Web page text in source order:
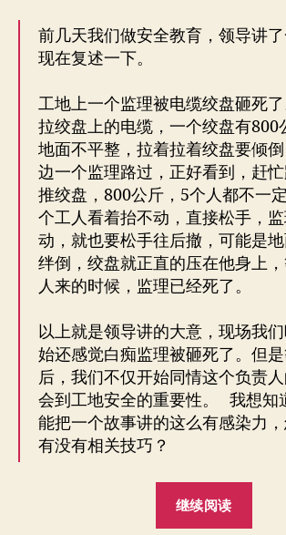
前几天我们做安全教育，领导讲
现在复述一下。
工地上一个监理被电缆绞盘砸死
拉绞盘上的电缆，一个绞盘有800
地面不平整，拉着拉着绞盘要倾
边一个监理路过，正好看到，赶
推绞盘，800公斤，5个人都不一
个工人看着抬不动，直接松手，
动，就也要松手往后撤，可能是
绊倒，绞盘就正直的压在他身上
人来的时候，监理已经死了。
以上就是领导讲的大意，现场我
始还感觉白痴监理被砸死了。但
后，我们不仅开始同情这个负责
会到工地安全的重要性。 我想知
能把一个故事讲的这么有感染力，
有没有相关技巧？
继续阅读